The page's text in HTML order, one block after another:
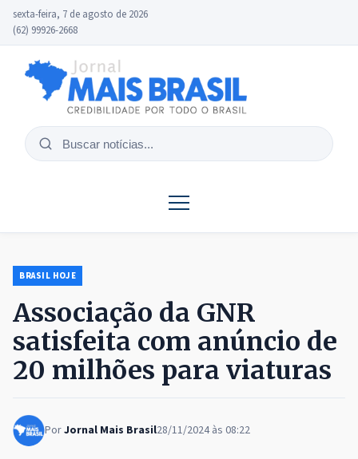
sexta-feira, 7 de agosto de 2026
(62) 99926-2668
Buscar
BRASIL HOJE
Associação da GNR
satisfeita com anúncio de
20 milhões para viaturas
PorJornal Mais Brasil28/11/2024 às 08:22